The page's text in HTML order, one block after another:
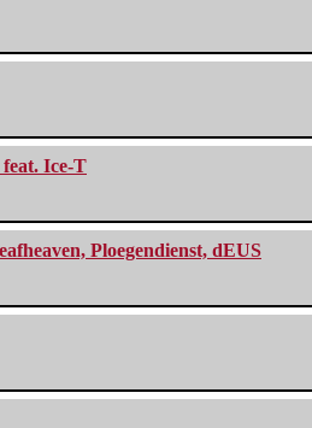
Ice-T
Ploegendienst, dEUS